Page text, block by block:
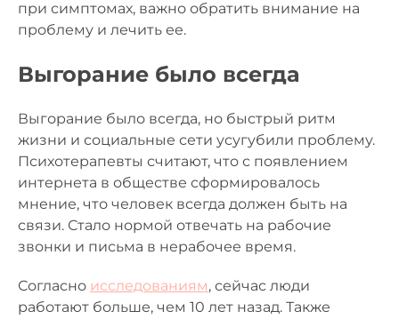
при симптомах, важно обратить внимание на
проблему и лечить ее.
Выгорание было всегда
Выгорание было всегда, но быстрый ритм
жизни и социальные сети усугубили проблему.
Психотерапевты считают, что с появлением
интернета в обществе сформировалось
мнение, что человек всегда должен быть на
связи. Стало нормой отвечать на рабочие
звонки и письма в нерабочее время.
Согласно исследованиям, сейчас люди
работают больше, чем 10 лет назад. Также